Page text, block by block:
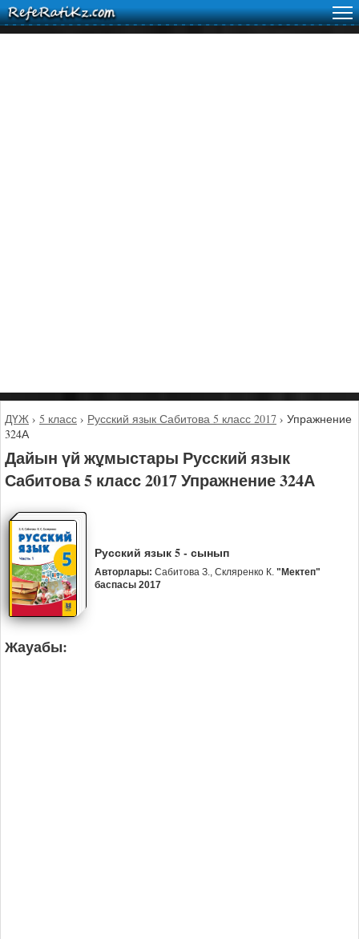
ДҮЖ › 5 класс › Русский язык Сабитова 5 класс 2017 › Упражнение
324А
Дайын үй жұмыстары Русский язык
Сабитова 5 класс 2017 Упражнение 324А
Русский язык 5 - сынып
Авторлары: Сабитова З., Скляренко К. "Мектеп"
баспасы 2017
Жауабы: